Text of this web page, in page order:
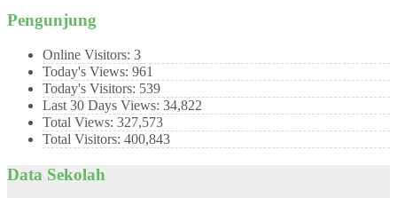
Pengunjung
Online Visitors: 3
Today's Views: 961
Today's Visitors: 539
Last 30 Days Views: 34,822
Total Views: 327,573
Total Visitors: 400,843
Data Sekolah